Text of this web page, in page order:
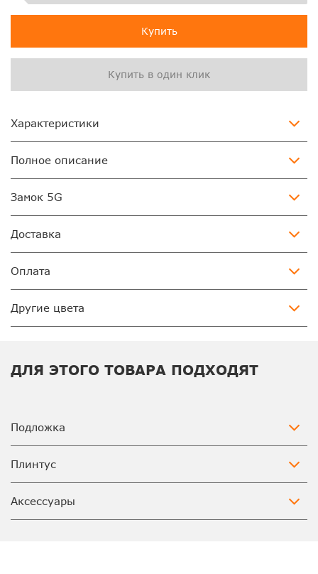
Купить
Купить в один клик
Характеристики
Полное описание
Замок 5G
Доставка
Оплата
Другие цвета
ДЛЯ ЭТОГО ТОВАРА ПОДХОДЯТ
Подложка
Плинтус
Аксессуары